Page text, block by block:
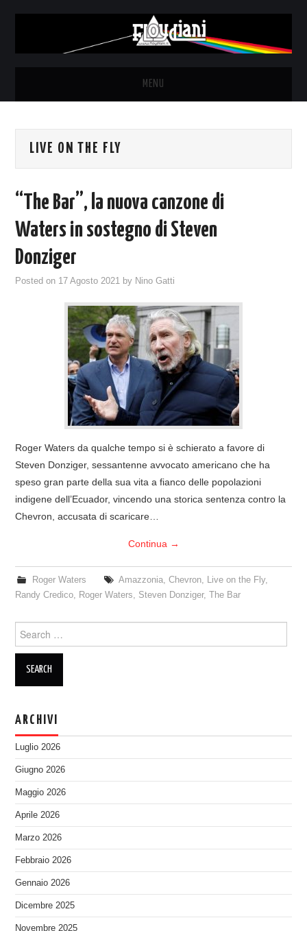
MENU
NEWS
SYD BARRETT – ALLE SOGLIE
DELL’ALBA
COVER & TRIBUTI
DISCOGRAFIA
CONTATTI
RELICS – SFALCI E RAMAGLIE
LIVE ON THE FLY
“The Bar”, la nuova canzone di
Waters in sostegno di Steven
Donziger
Posted on 17 Agosto 2021 by Nino Gatti
Roger Waters da qualche tempo si è schierato a favore di
Steven Donziger, sessantenne avvocato americano che ha
speso gran parte della sua vita a fianco delle popolazioni
indigene dell’Ecuador, vincendo una storica sentenza contro la
Chevron, accusata di scaricare…
Continua →
Roger Waters Amazzonia, Chevron, Live on the Fly,
Randy Credico, Roger Waters, Steven Donziger,The Bar
for:
ARCHIVI
Luglio 2026
Giugno 2026
Maggio 2026
Aprile 2026
Marzo 2026
Febbraio 2026
Gennaio 2026
Dicembre 2025
Novembre 2025